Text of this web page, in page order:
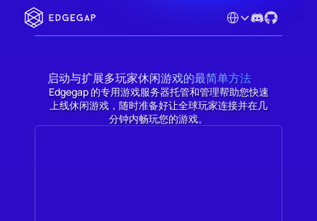
Select Language
启动与扩展多玩家休闲游戏的最简单方法
Edgegap 的专用游戏服务器托管和管理帮助您快速
上线休闲游戏，随时准备好让全球玩家连接并在几
分钟内畅玩您的游戏。